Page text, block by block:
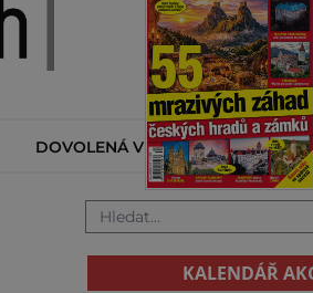
DOVOLENÁ V ZAHRANIČÍ
KALENDÁŘ